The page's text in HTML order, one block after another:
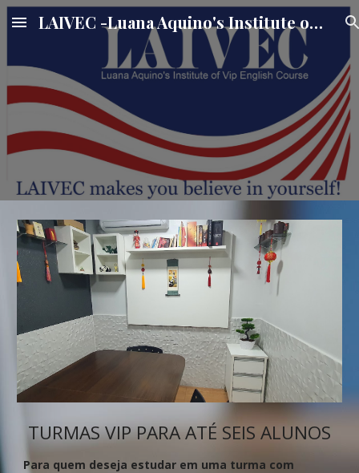
Skip to main content Skip to navigation
LAIVEC -Luana Aquino's Institute of VIP English Course
TURMAS VIP PARA ATÉ SEIS ALUNOS
Para quem deseja estudar em uma turma com